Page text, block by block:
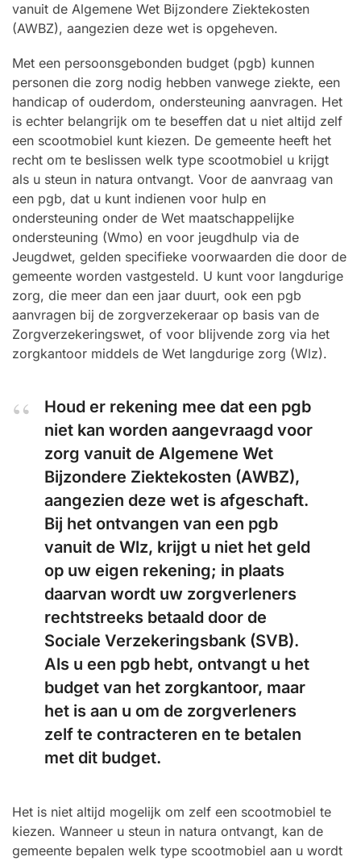
vanuit de Algemene Wet Bijzondere Ziektekosten
(AWBZ), aangezien deze wet is opgeheven.
Met een persoonsgebonden budget (pgb) kunnen
personen die zorg nodig hebben vanwege ziekte, een
handicap of ouderdom, ondersteuning aanvragen. Het
is echter belangrijk om te beseffen dat u niet altijd zelf
een scootmobiel kunt kiezen. De gemeente heeft het
recht om te beslissen welk type scootmobiel u krijgt
als u steun in natura ontvangt. Voor de aanvraag van
een pgb, dat u kunt indienen voor hulp en
ondersteuning onder de Wet maatschappelijke
ondersteuning (Wmo) en voor jeugdhulp via de
Jeugdwet, gelden specifieke voorwaarden die door de
gemeente worden vastgesteld. U kunt voor langdurige
zorg, die meer dan een jaar duurt, ook een pgb
aanvragen bij de zorgverzekeraar op basis van de
Zorgverzekeringswet, of voor blijvende zorg via het
zorgkantoor middels de Wet langdurige zorg (Wlz).
Houd er rekening mee dat een pgb
niet kan worden aangevraagd voor
zorg vanuit de Algemene Wet
Bijzondere Ziektekosten (AWBZ),
aangezien deze wet is afgeschaft.
Bij het ontvangen van een pgb
vanuit de Wlz, krijgt u niet het geld
op uw eigen rekening; in plaats
daarvan wordt uw zorgverleners
rechtstreeks betaald door de
Sociale Verzekeringsbank (SVB).
Als u een pgb hebt, ontvangt u het
budget van het zorgkantoor, maar
het is aan u om de zorgverleners
zelf te contracteren en te betalen
met dit budget.
Het is niet altijd mogelijk om zelf een scootmobiel te
kiezen. Wanneer u steun in natura ontvangt, kan de
gemeente bepalen welk type scootmobiel aan u wordt